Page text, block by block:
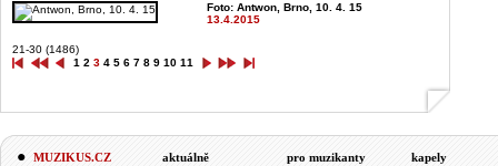
Foto: Antwon, Brno, 10. 4. 15
13.4.2015
21-30 (1486)
1 2 3 4 5 6 7 8 9 10 11
MUZIKUS.CZ
aktuálně
pro muzikanty
kapely